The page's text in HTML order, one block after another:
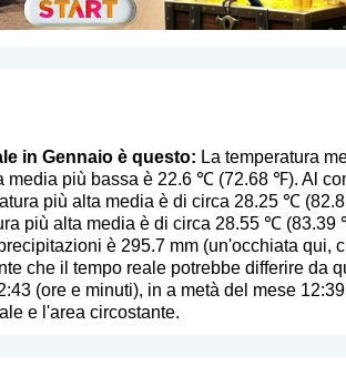
in Gennaio è questo: La temperatura
più bassa è 22.6 ℃ (72.68 ℉). Al
più alta media è di circa 28.25 ℃
più alta media è di circa 28.55 ℃
è 295.7 mm (un'occhiata qui,
che il tempo reale potrebbe differire da
(ore e minuti), in a metà del mese
e l'area circostante.